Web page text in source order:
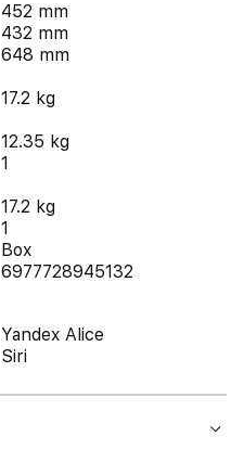
452 mm
432 mm
648 mm
17.2 kg
12.35 kg
1
17.2 kg
1
Box
6977728945132
Yandex Alice
Siri